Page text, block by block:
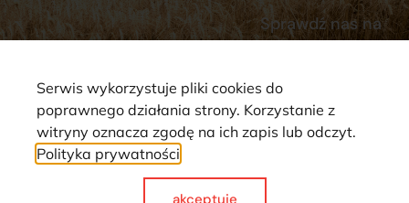
Sprawdź nas na
Strona wykorzystuje pliki cookie. Wszystkie prawa zastrzeżone ©
Serwis wykorzystuje pliki cookies do
poprawnego działania strony. Korzystanie z
witryny oznacza zgodę na ich zapis lub odczyt.
Polityka prywatności
akceptuje